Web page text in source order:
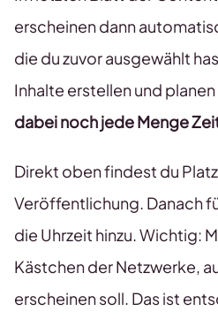
erscheinen dann
die du zuvor ausgewählt
Inhalte erstellen und
dabei noch jede Menge
Direkt oben findest du
Veröffentlichung. Danach
die Uhrzeit hinzu. Wichtig:
Kästchen der Netzwerke,
erscheinen soll. Das ist